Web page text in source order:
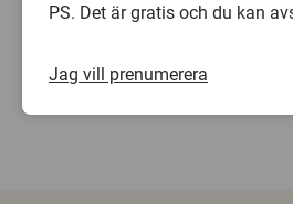
PS. Det är gratis och du kan
Jag vill prenumerera